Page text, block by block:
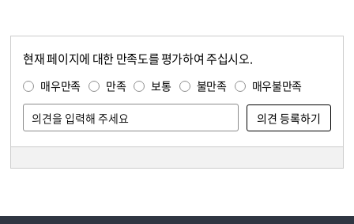
현재 페이지에 대한 만족도를 평가하여 주십시오.
매우만족 만족 보통 불만족 매우불만족